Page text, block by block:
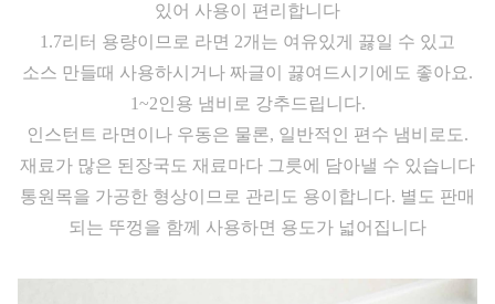
있어 사용이 편리합니다
1.7리터 용량이므로 라면 2개는 여유있게 끓일 수 있고
소스 만들때 사용하시거나 짜글이 끓여드시기에도 좋아요.
1~2인용 냄비로 강추드립니다.
인스턴트 라면이나 우동은 물론, 일반적인 편수 냄비로도.
재료가 많은 된장국도 재료마다 그릇에 담아낼 수 있습니다
통원목을 가공한 형상이므로 관리도 용이합니다. 별도 판매
되는 뚜껑을 함께 사용하면 용도가 넓어집니다